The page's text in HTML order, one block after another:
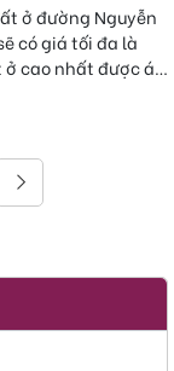
ở đường Nguyễn
có giá tối đa là
cao nhất được áp